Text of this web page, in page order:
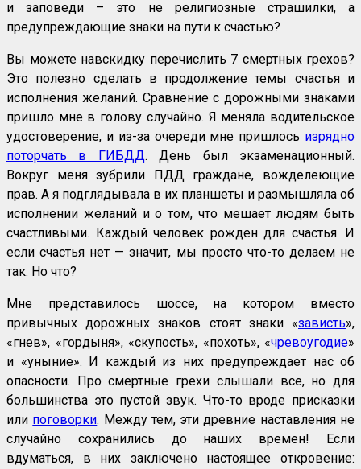
и заповеди – это не религиозные страшилки, а
предупреждающие знаки на пути к счастью?
Вы можете навскидку перечислить 7 смертных грехов?
Это полезно сделать в продолжение темы счастья и
исполнения желаний. Сравнение с дорожными знаками
пришло мне в голову случайно. Я меняла водительское
удостоверение, и из-за очереди мне пришлось изрядно
поторчать в ГИБДД. День был экзаменационный.
Вокруг меня зубрили ПДД граждане, вожделеющие
прав. А я подглядывала в их планшеты и размышляла об
исполнении желаний и о том, что мешает людям быть
счастливыми. Каждый человек рожден для счастья. И
если счастья нет — значит, мы просто что-то делаем не
так. Но что?
Мне представилось шоссе, на котором вместо
привычных дорожных знаков стоят знаки «зависть»,
«гнев», «гордыня», «скупость», «похоть», «чревоугодие»
и «уныние». И каждый из них предупреждает нас об
опасности. Про смертные грехи слышали все, но для
большинства это пустой звук. Что-то вроде присказки
или поговорки. Между тем, эти древние наставления не
случайно сохранились до наших времен! Если
вдуматься, в них заключено настоящее откровение: